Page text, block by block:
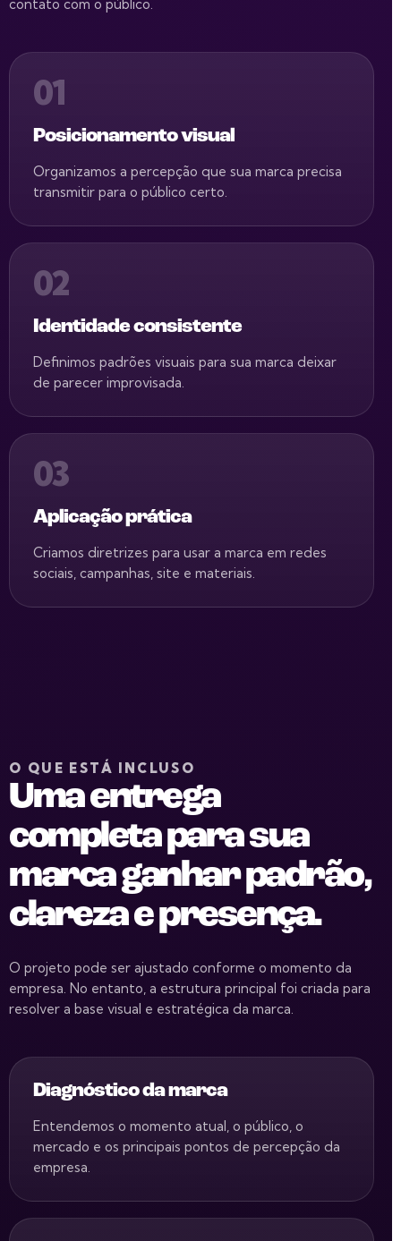
contato com o público.
01
Posicionamento visual
Organizamos a percepção que sua marca precisa
transmitir para o público certo.
02
Identidade consistente
Definimos padrões visuais para sua marca deixar
de parecer improvisada.
03
Aplicação prática
Criamos diretrizes para usar a marca em redes
sociais, campanhas, site e materiais.
O QUE ESTÁ INCLUSO
Uma entrega
completa para sua
marca ganhar padrão,
clareza e presença.
O projeto pode ser ajustado conforme o momento da
empresa. No entanto, a estrutura principal foi criada para
resolver a base visual e estratégica da marca.
Diagnóstico da marca
Entendemos o momento atual, o público, o
mercado e os principais pontos de percepção da
empresa.